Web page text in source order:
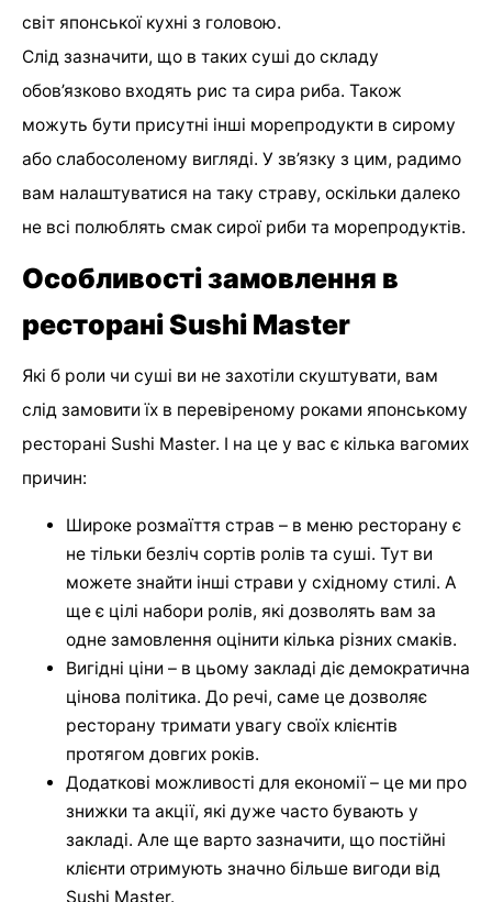
світ японської кухні з головою.
Слід зазначити, що в таких суші до складу
обов’язково входять рис та сира риба. Також
можуть бути присутні інші морепродукти в сирому
або слабосоленому вигляді. У зв’язку з цим, радимо
вам налаштуватися на таку страву, оскільки далеко
не всі полюблять смак сирої риби та морепродуктів.
Особливості замовлення в
ресторані Sushi Master
Які б роли чи суші ви не захотіли скуштувати, вам
слід замовити їх в перевіреному роками японському
ресторані Sushi Master. І на це у вас є кілька вагомих
причин:
Широке розмаїття страв – в меню ресторану є
не тільки безліч сортів ролів та суші. Тут ви
можете знайти інші страви у східному стилі. А
ще є цілі набори ролів, які дозволять вам за
одне замовлення оцінити кілька різних смаків.
Вигідні ціни – в цьому закладі діє демократична
цінова політика. До речі, саме це дозволяє
ресторану тримати увагу своїх клієнтів
протягом довгих років.
Додаткові можливості для економії – це ми про
знижки та акції, які дуже часто бувають у
закладі. Але ще варто зазначити, що постійні
клієнти отримують значно більше вигоди від
Sushi Master.